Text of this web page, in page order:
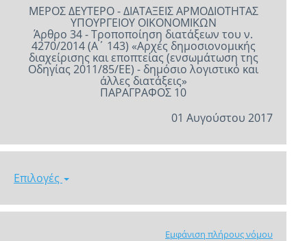
ΜΕΡΟΣ ΔΕΥΤΕΡΟ - ΔΙΑΤΑΞΕΙΣ ΑΡΜΟΔΙΟΤΗΤΑΣ
ΥΠΟΥΡΓΕΙΟΥ ΟΙΚΟΝΟΜΙΚΩΝ
Άρθρο 34 - Τροποποίηση διατάξεων του ν.
4270/2014 (Α΄ 143) «Αρχές δημοσιονομικής
διαχείρισης και εποπτείας (ενσωμάτωση της
Οδηγίας 2011/85/ΕΕ) - δημόσιο λογιστικό και
άλλες διατάξεις»
ΠΑΡΑΓΡΑΦΟΣ 10
01 Αυγούστου 2017
Επιλογές
Εμφάνιση πλήρους νόμου